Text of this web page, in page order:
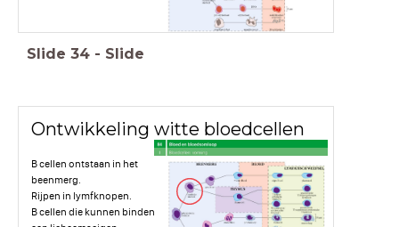
Slide 34 - Slide
Ontwikkeling witte bloedcellen
B cellen ontstaan in het
beenmerg.
Rijpen in lymfknopen.
B cellen die kunnen binden